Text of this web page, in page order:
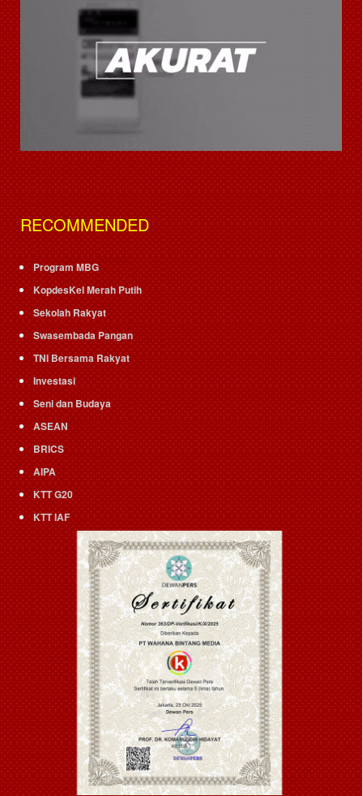
RECOMMENDED
Program MBG
KopdesKel Merah Putih
Sekolah Rakyat
Swasembada Pangan
TNI Bersama Rakyat
Investasi
Seni dan Budaya
ASEAN
BRICS
AIPA
KTT G20
KTT IAF